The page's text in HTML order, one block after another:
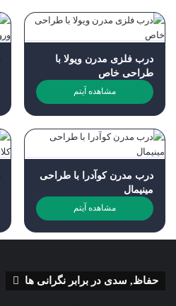
درب فلزی مدرن ویولا با
طراحی خاص
مشاهده آیتم
درب مدرن کوآدرا با طراحی
مینیمال
مشاهده آیتم
حفاظ, سدی در برابر نگرانی ها